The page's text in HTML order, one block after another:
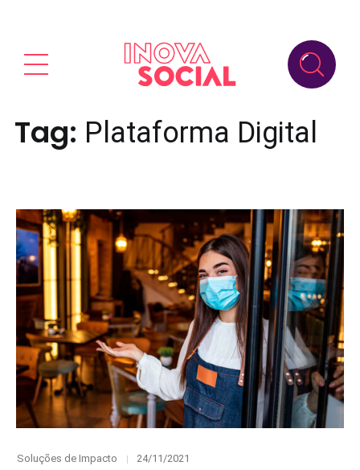
Tag: Plataforma Digital
Category
Soluções de Impacto
Posted
24/11/2021